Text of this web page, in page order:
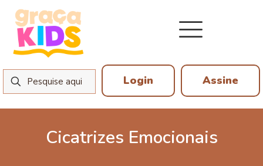
Login Assine
Cicatrizes Emocionais